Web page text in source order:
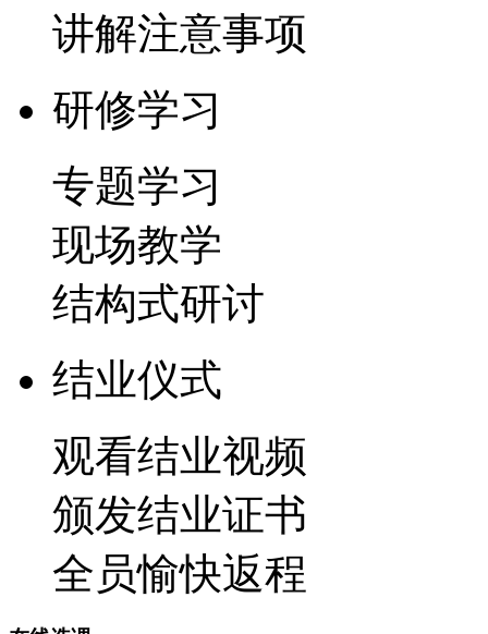
讲解注意事项
研修学习
专题学习
现场教学
结构式研讨
结业仪式
观看结业视频
颁发结业证书
全员愉快返程